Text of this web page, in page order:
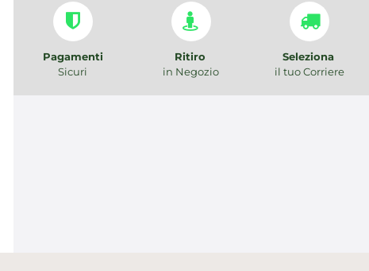
Pagamenti
Sicuri
Ritiro
in Negozio
Seleziona
il tuo Corriere